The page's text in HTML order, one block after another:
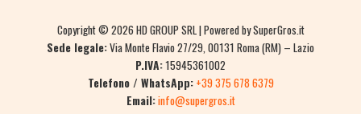
Copyright © 2026 HD GROUP SRL | Powered by SuperGros.it
Sede legale:Via Monte Flavio 27/29, 00131 Roma (RM) – Lazio
P.IVA:15945361002
Telefono / WhatsApp: +39 375 678 6379
Email:info@supergros.it